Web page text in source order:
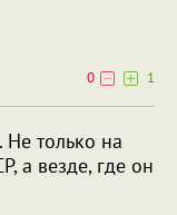
0
1
Не только на
а везде, где он